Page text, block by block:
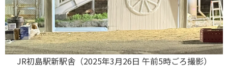
JR初島駅新駅舎（2025年3月26日 午前5時ごろ撮影）